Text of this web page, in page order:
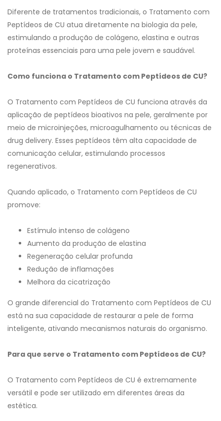
Diferente de tratamentos tradicionais, o Tratamento com
Peptídeos de CU atua diretamente na biologia da pele,
estimulando a produção de colágeno, elastina e outras
proteínas essenciais para uma pele jovem e saudável.
Como funciona o Tratamento com Peptídeos de CU?
O Tratamento com Peptídeos de CU funciona através da
aplicação de peptídeos bioativos na pele, geralmente por
meio de microinjeções, microagulhamento ou técnicas de
drug delivery. Esses peptídeos têm alta capacidade de
comunicação celular, estimulando processos
regenerativos.
Quando aplicado, o Tratamento com Peptídeos de CU
promove:
Estímulo intenso de colágeno
Aumento da produção de elastina
Regeneração celular profunda
Redução de inflamações
Melhora da cicatrização
O grande diferencial do Tratamento com Peptídeos de CU
está na sua capacidade de restaurar a pele de forma
inteligente, ativando mecanismos naturais do organismo.
Para que serve o Tratamento com Peptídeos de CU?
O Tratamento com Peptídeos de CU é extremamente
versátil e pode ser utilizado em diferentes áreas da
estética.